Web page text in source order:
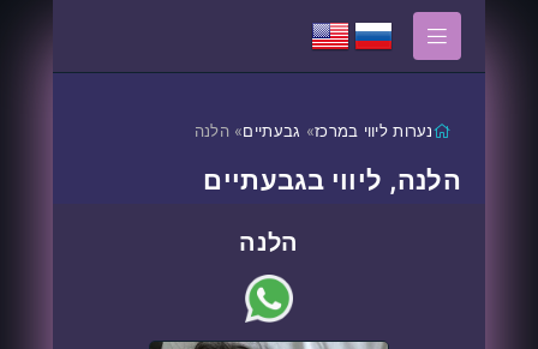
נערות ליווי במרכז» גבעתיים» הלנה
הלנה, ליווי בגבעתיים
הלנה